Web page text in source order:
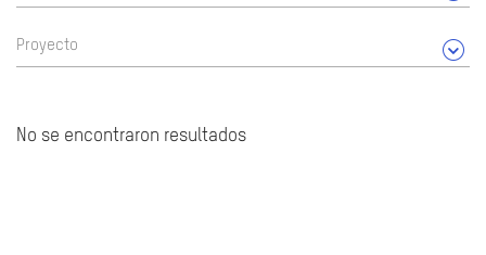
Proyecto
No se encontraron resultados